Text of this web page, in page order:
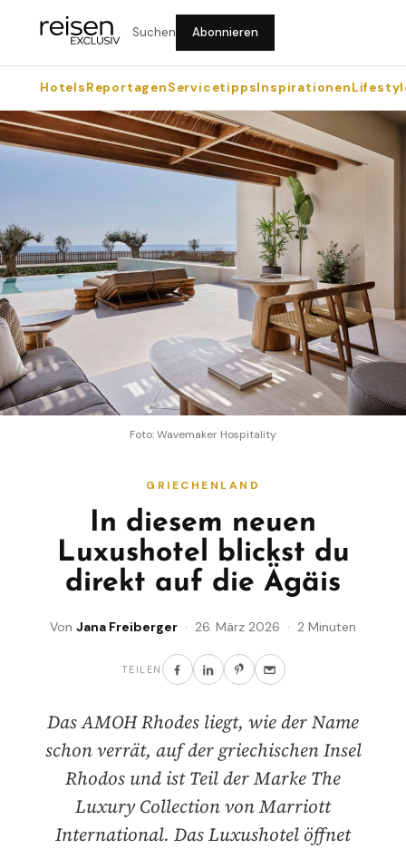
Suchen Abonnieren
HotelsReportagenServicetippsInspirationen
Foto: Wavemaker Hospitality
GRIECHENLAND
In diesem neuen
Luxushotel blickst du
direkt auf die Ägäis
Von Jana Freiberger · 26. März 2026 · 2 Minuten
TEILEN
Das AMOH Rhodes liegt, wie der Name
schon verrät, auf der griechischen Insel
Rhodos und ist Teil der Marke The
Luxury Collection von Marriott
International. Das Luxushotel öffnet